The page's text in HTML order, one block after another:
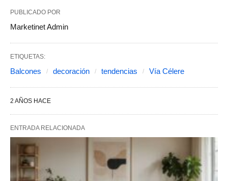
PUBLICADO POR
Marketinet Admin
ETIQUETAS:
Balcones decoración tendencias Vía Célere
2 AÑOS HACE
ENTRADA RELACIONADA